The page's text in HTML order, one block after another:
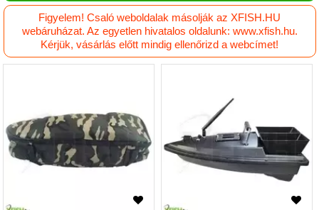
Figyelem! Csaló weboldalak másolják az XFISH.HU
webáruházat. Az egyetlen hivatalos oldalunk: www.xfish.hu.
Kérjük, vásárlás előtt mindig ellenőrizd a webcímet!